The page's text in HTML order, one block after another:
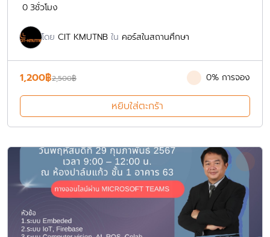
03ชั่วโมง
โดย CIT KMUTNB ใน คอร์สในสถานศึกษา
2,500฿
Original
price
1,200฿
Current
price
0% การจอง
หยิบใส่ตะกร้า